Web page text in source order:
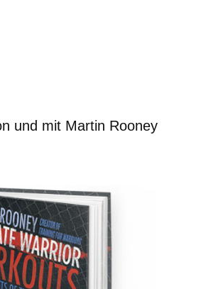
und mit Martin Rooney